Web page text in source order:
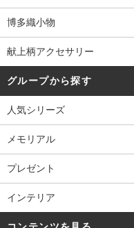
博多織小物
献上柄アクセサリー
グループから探す
人気シリーズ
メモリアル
プレゼント
インテリア